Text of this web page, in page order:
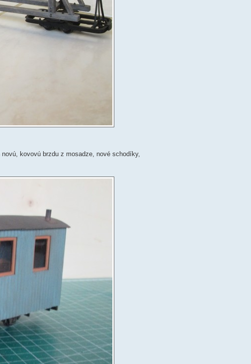
kovovú brzdu z mosadze, nové schodíky,